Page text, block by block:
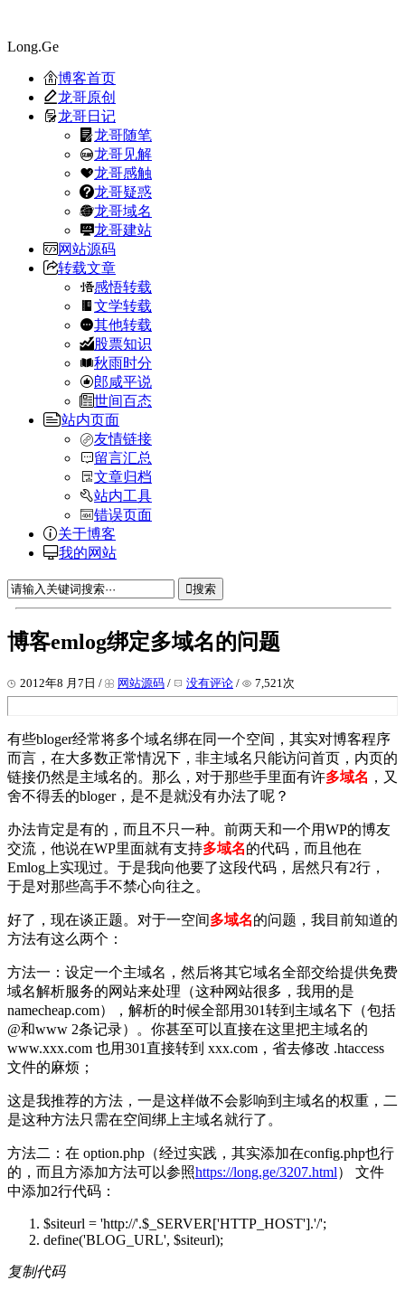
Long.Ge
博客首页
龙哥原创
龙哥日记
龙哥随笔
龙哥见解
龙哥感触
龙哥疑惑
龙哥域名
龙哥建站
网站源码
转载文章
感悟转载
文学转载
其他转载
股票知识
秋雨时分
郎咸平说
世间百态
站内页面
友情链接
留言汇总
文章归档
站内工具
错误页面
关于博客
我的网站
搜索
博客emlog绑定多域名的问题
2012年8 月7日 / 网站源码 / 没有评论 / 7,521次
有些bloger经常将多个域名绑在同一个空间，其实对博客程序
而言，在大多数正常情况下，非主域名只能访问首页，内页的
链接仍然是主域名的。那么，对于那些手里面有许多域名 ，又
舍不得丢的bloger，是不是就没有办法了呢？
办法肯定是有的，而且不只一种。前两天和一个用WP的博友
交流，他说在WP里面就有支持多域名的代码，而且他在
Emlog上实现过。于是我向他要了这段代码，居然只有2行，
于是对那些高手不禁心向往之。
好了，现在谈正题。对于一空间多域名的问题，我目前知道的
方法有这么两个：
方法一：设定一个主域名，然后将其它域名全部交给提供免费
域名解析服务的网站来处理（这种网站很多，我用的是
namecheap.com），解析的时候全部用301转到主域名下（包括
@和www 2条记录）。你甚至可以直接在这里把主域名的
www.xxx.com 也用301直接转到 xxx.com，省去修改 .htaccess
文件的麻烦；
这是我推荐的方法，一是这样做不会影响到主域名的权重，二
是这种方法只需在空间绑上主域名就行了。
方法二：在 option.php（经过实践，其实添加在config.php也行
的，而且方添加方法可以参照https://long.ge/3207.html） 文件
中添加2行代码：
$siteurl = 'http://'.$_SERVER['HTTP_HOST'].'/';
define('BLOG_URL', $siteurl);
复制代码